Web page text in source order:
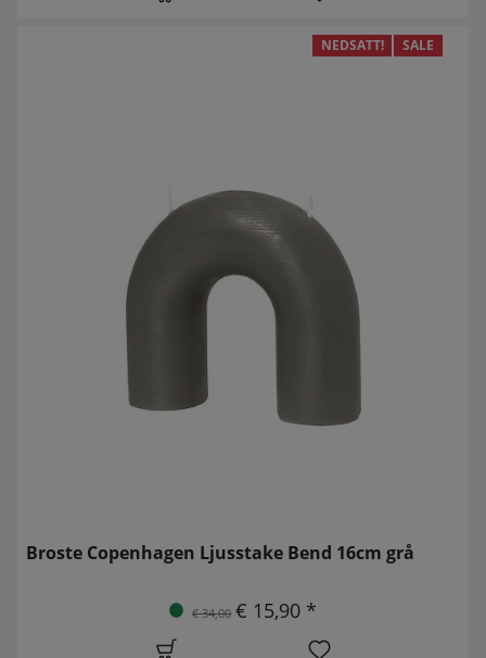
NEDSATT! SALE
Broste Copenhagen Ljusstake Bend 16cm grå
€ 34,00 € 15,90 *